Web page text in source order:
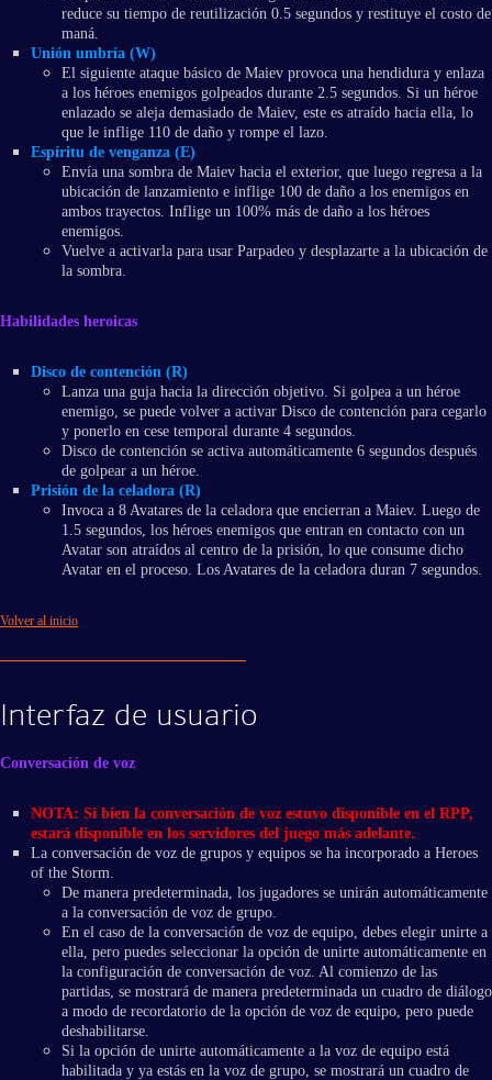
reduce su tiempo de reutilización 0.5 segundos y restituye el costo de
maná.
Unión umbría (W)
El siguiente ataque básico de Maiev provoca una hendidura y enlaza
a los héroes enemigos golpeados durante 2.5 segundos. Si un héroe
enlazado se aleja demasiado de Maiev, este es atraído hacia ella, lo
que le inflige 110 de daño y rompe el lazo.
Espíritu de venganza (E)
Envía una sombra de Maiev hacia el exterior, que luego regresa a la
ubicación de lanzamiento e inflige 100 de daño a los enemigos en
ambos trayectos. Inflige un 100% más de daño a los héroes
enemigos.
Vuelve a activarla para usar Parpadeo y desplazarte a la ubicación de
la sombra.
Habilidades heroicas
Disco de contención (R)
Lanza una guja hacia la dirección objetivo. Si golpea a un héroe
enemigo, se puede volver a activar Disco de contención para cegarlo
y ponerlo en cese temporal durante 4 segundos.
Disco de contención se activa automáticamente 6 segundos después
de golpear a un héroe.
Prisión de la celadora (R)
Invoca a 8 Avatares de la celadora que encierran a Maiev. Luego de
1.5 segundos, los héroes enemigos que entran en contacto con un
Avatar son atraídos al centro de la prisión, lo que consume dicho
Avatar en el proceso. Los Avatares de la celadora duran 7 segundos.
Volver al inicio
Interfaz de usuario
Conversación de voz
NOTA: Si bien la conversación de voz estuvo disponible en el RPP,
estará disponible en los servidores del juego más adelante.
La conversación de voz de grupos y equipos se ha incorporado a Heroes
of the Storm.
De manera predeterminada, los jugadores se unirán automáticamente
a la conversación de voz de grupo.
En el caso de la conversación de voz de equipo, debes elegir unirte a
ella, pero puedes seleccionar la opción de unirte automáticamente en
la configuración de conversación de voz. Al comienzo de las
partidas, se mostrará de manera predeterminada un cuadro de diálogo
a modo de recordatorio de la opción de voz de equipo, pero puede
deshabilitarse.
Si la opción de unirte automáticamente a la voz de equipo está
habilitada y ya estás en la voz de grupo, se mostrará un cuadro de